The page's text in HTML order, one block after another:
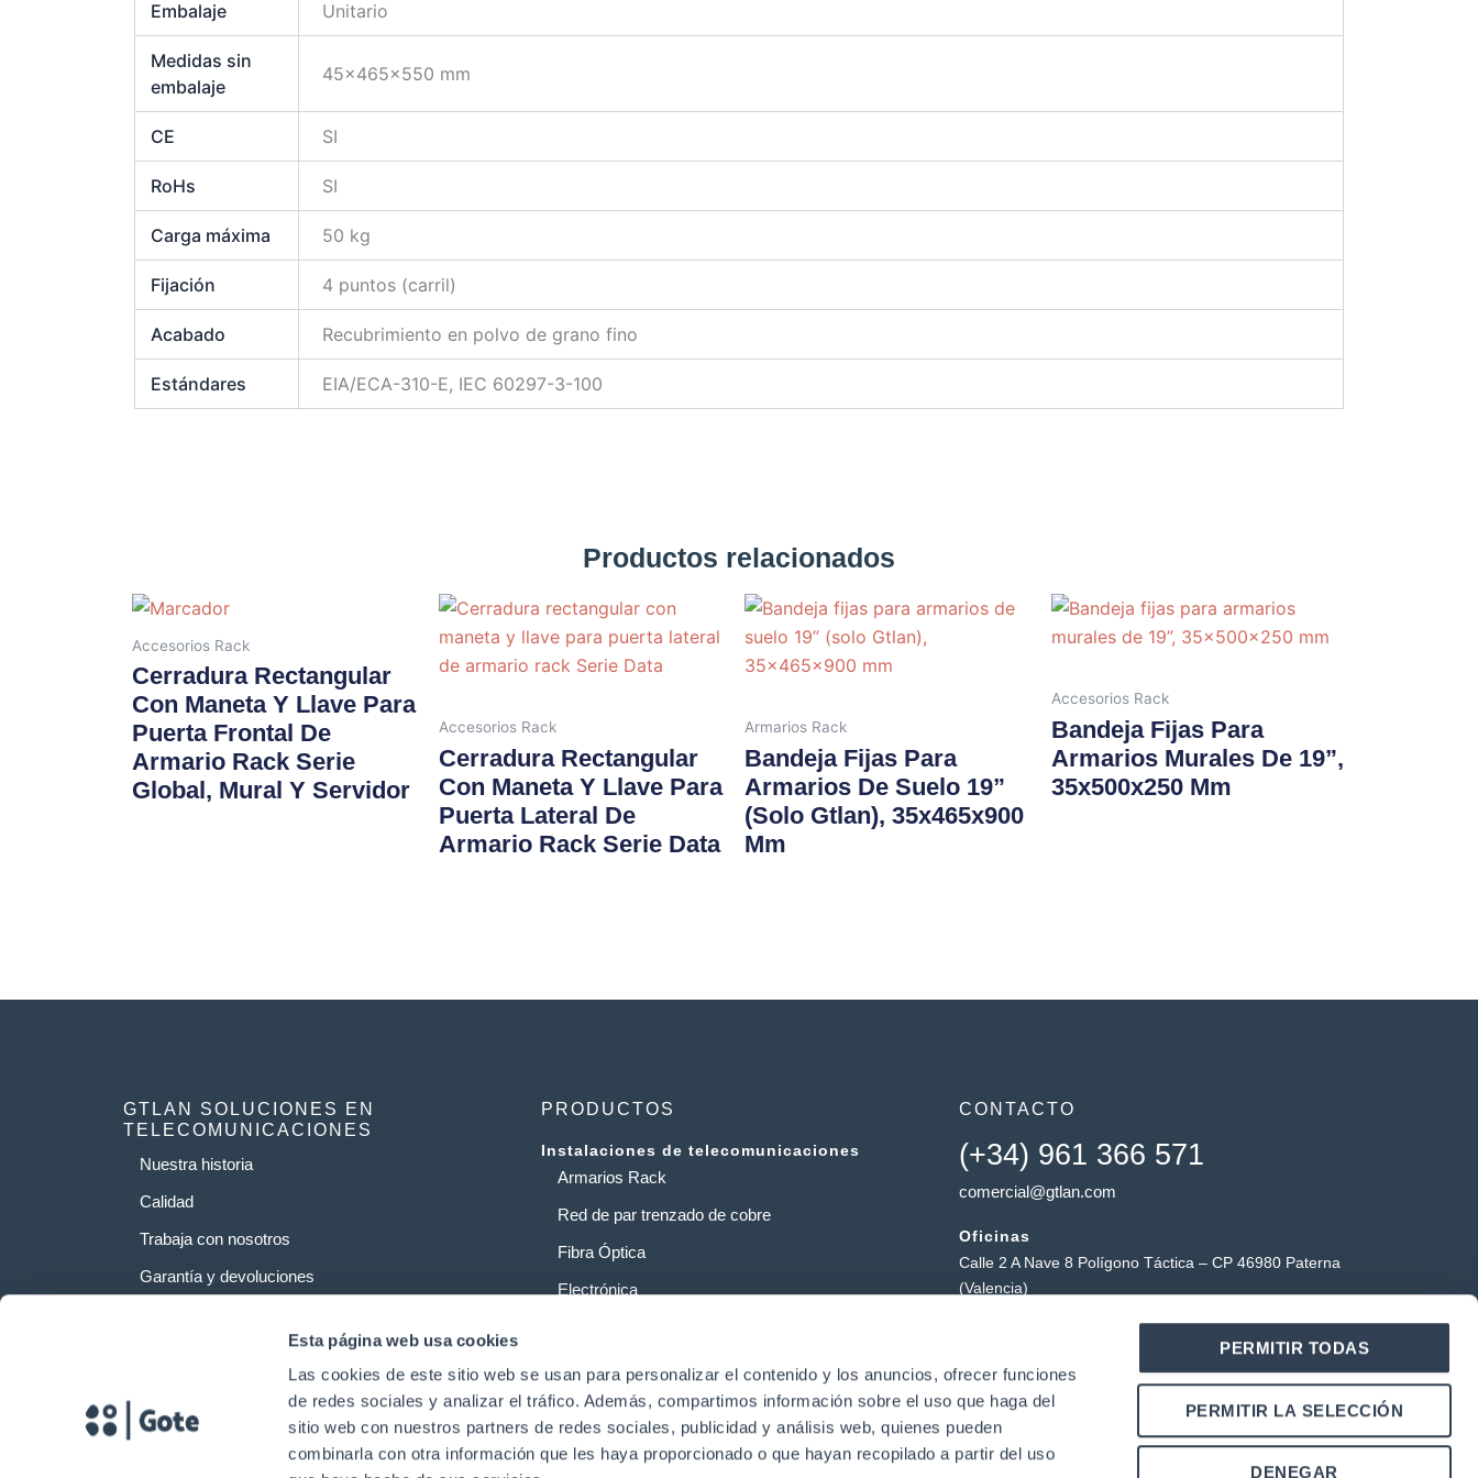
Esta página web usa cookies
Las cookies de este sitio web se usan para personalizar el contenido y los anuncios, ofrecer funciones
de redes sociales y analizar el tráfico. Además, compartimos información sobre el uso que haga del
sitio web con nuestros partners de redes sociales, publicidad y análisis web, quienes pueden
combinarla con otra información que les haya proporcionado o que hayan recopilado a partir del uso
PERMITIR TODAS
PERMITIR LA SELECCIÓN
DENEGAR
Embalaje Unitario
Medidas sin
embalaje
45x465x550 mm
CE SI
RoHs SI
Carga máxima 50 kg
Fijación 4 puntos (carril)
Acabado Recubrimiento en polvo de grano fino
Estándares EIA/ECA-310-E, IEC 60297-3-100
Productos relacionados
Accesorios Rack
Cerradura Rectangular
Con Maneta Y Llave Para
Puerta Frontal De
Armario Rack Serie
Global, Mural Y Servidor
Accesorios Rack
Cerradura Rectangular
Con Maneta Y Llave Para
Puerta Lateral De
Armario Rack Serie Data
Armarios Rack
Bandeja Fijas Para
Armarios De Suelo 19”
(solo Gtlan), 35x465x900
Mm
Accesorios Rack
Bandeja Fijas Para
Armarios Murales De 19”,
35x500x250 Mm
GTLAN SOLUCIONES EN
TELECOMUNICACIONES
Nuestra historia
Calidad
Trabaja con nosotros
Garantía y devoluciones
PRODUCTOS
Instalaciones de telecomunicaciones
Armarios Rack
Red de par trenzado de cobre
Fibra Óptica
Electrónica
Centros de datos
CONTACTO
(+34) 961 366 571
comercial@gtlan.com
Oficinas
Calle 2 A Nave 8 Polígono Táctica – CP 46980 Paterna
(Valencia)
Polígono Industrial Táctica, Carrer Forners, 18, 46980
Paterna (Valencia)
Y
o
u
L
n